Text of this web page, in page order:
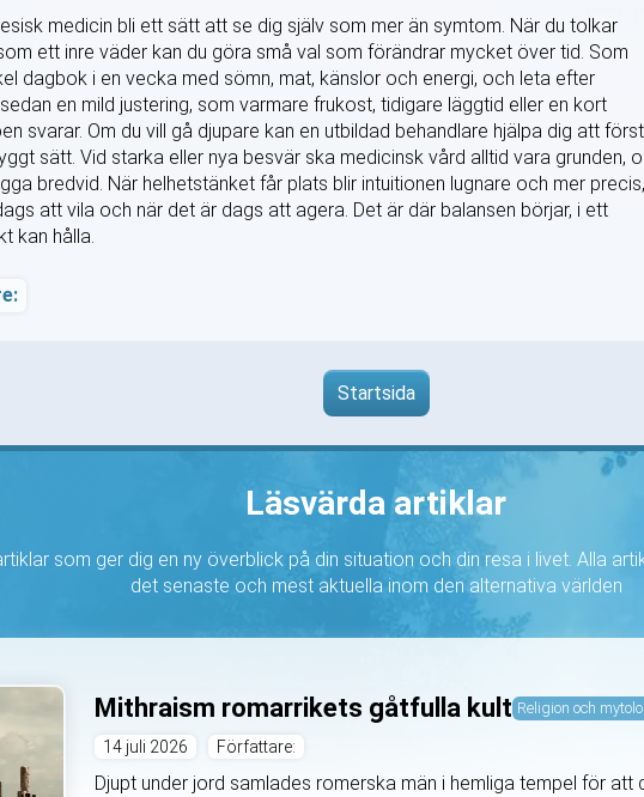
medicin bli ett sätt att se dig själv som mer än symtom. När du tolkar
ett inre väder kan du göra små val som förändrar mycket över tid. Som
dagbok i en vecka med sömn, mat, känslor och energi, och leta efter
en mild justering, som varmare frukost, tidigare läggtid eller en kort
svarar. Om du vill gå djupare kan en utbildad behandlare hjälpa dig att
sätt. Vid starka eller nya besvär ska medicinsk vård alltid vara grunden,
bredvid. När helhetstänket får plats blir intuitionen lugnare och mer precis,
att vila och när det är dags att agera. Det är där balansen börjar, i ett
kan hålla.
Startsida
Läsvärda artiklar
som ger dig en ny överblick på din situation och din resa i livet. Alla
det senaste och mest aktuella inom den alternativa världen
Mithraism romarrikets gåtfulla kult Religion och
14 juli 2026 Författare:
Djupt under jord samlades romerska män i hemliga tempel för att